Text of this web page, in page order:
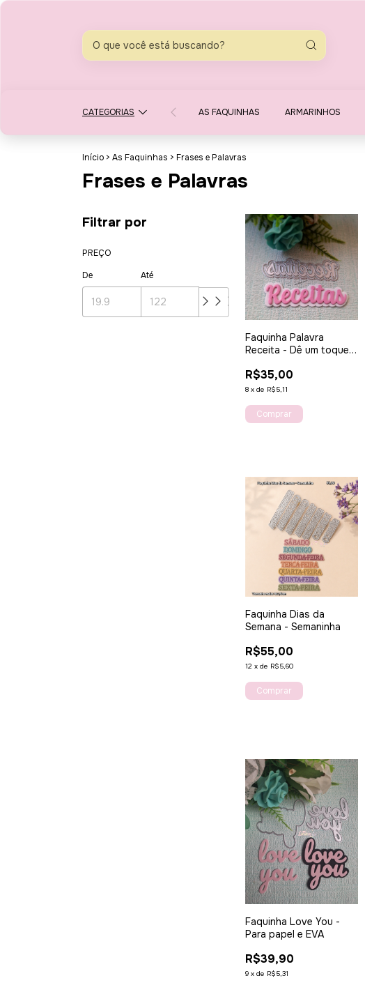
CATEGORIAS AS FAQUINHAS ARMARINHOS
Início > As Faquinhas > Frases e Palavras
Frases e Palavras
Filtrar por
PREÇO
De
Até
Faquinha Palavra
Receita - Dê um toque
cadernos
personalizados
R$35,00
8 xde R$5,11
Faquinha Dias da
Semana - Semaninha
R$55,00
12 xde R$5,60
Faquinha Love You -
Para papel e EVA
R$39,90
9 xde R$5,31